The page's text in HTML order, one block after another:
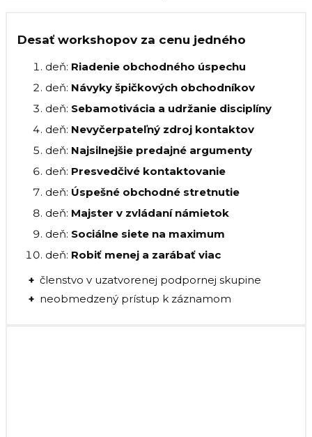
Desať workshopov za cenu jedného
deň: Riadenie obchodného úspechu
deň: Návyky špičkových obchodníkov
deň: Sebamotivácia a udržanie disciplíny
deň: Nevyčerpateľný zdroj kontaktov
deň: Najsilnejšie predajné argumenty
deň: Presvedčivé kontaktovanie
deň: Úspešné obchodné stretnutie
deň: Majster v zvládaní námietok
deň: Sociálne siete na maximum
deň: Robiť menej a zarábať viac
+ členstvo v uzatvorenej podpornej skupine
+ neobmedzený prístup k záznamom